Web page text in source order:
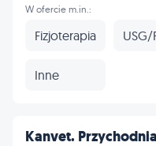
W ofercie m.in.:
Fizjoterapia USG/
Inne
Kanvet.